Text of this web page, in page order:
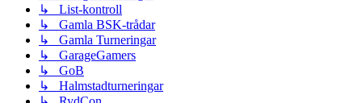
↳ List-kontroll
↳ Gamla BSK-trådar
↳ Gamla Turneringar
↳ GarageGamers
↳ GoB
↳ Halmstadturneringar